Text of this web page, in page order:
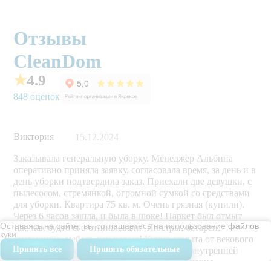
Отзывы
CleanDom
★4.9
848 оценок
Виктория 15.12.2024
Заказывала генеральную уборку. Менеджер Альбина
оперативно приняла заявку, согласовала время, за день и в
день уборки подтвердила заказ. Приехали две девушки, с
пылесосом, стремянкой, огромной сумкой со средствами
для уборки. Квартира 75 кв. м. Очень грязная (купили).
Через 6 часов зашла, и была в шоке! Паркет был отмыт
так, как будто его отциклевали! Люстры, батареи,
сантехника, мебель-как новые! Кухня отмыта от векового
жира, пыли, грязи идеально! Плюс окна с внутренней
Оставаясь на сайте, вы соглашаетесь на использование файлов
куки
Принять все Принять обязательные